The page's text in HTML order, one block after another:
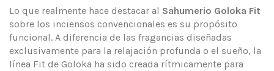
Lo que realmente hace destacar al Sahumerio Goloka Fit
sobre los inciensos convencionales es su propósito
funcional. A diferencia de las fragancias diseñadas
exclusivamente para la relajación profunda o el sueño, la
línea Fit de Goloka ha sido creada rítmicamente para